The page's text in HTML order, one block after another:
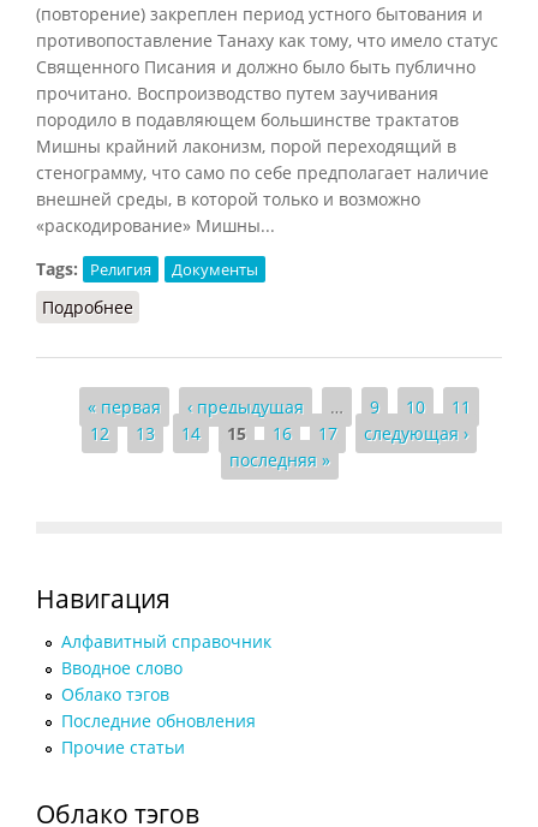
(повторение) закреплен период устного бытования и
противопоставление Танаху как тому, что имело статус
Священного Писания и должно было быть публично
прочитано. Воспроизводство путем заучивания
породило в подавляющем большинстве трактатов
Мишны крайний лаконизм, порой переходящий в
стенограмму, что само по себе предполагает наличие
внешней среды, в которой только и возможно
«раскодирование» Мишны...
Tags:
Религия Документы
Подробнее
Страницы
« первая ‹ предыдущая … 9 10
11
12
13 14 15 16 17
следующая ›
последняя »
Навигация
Алфавитный справочник
Вводное слово
Облако тэгов
Последние обновления
Прочие статьи
Облако тэгов